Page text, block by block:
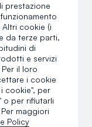
prestazione
cookie (i
da terze parti,
di
e servizi
il loro
i cookie
cookie", per
o per rifiutarli
maggiori
Policy